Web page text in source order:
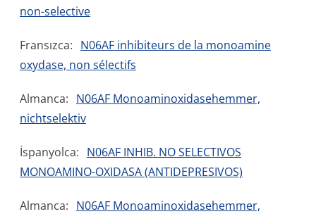
non-selective
Fransızca: N06AF inhibiteurs de la monoamine
oxydase, non sélectifs
Almanca: N06AF Monoaminoxidasehemmer,
nichtselektiv
İspanyolca: N06AF INHIB. NO SELECTIVOS
MONOAMINO-OXIDASA (ANTIDEPRESIVOS)
Almanca: N06AF Monoaminoxidasehemmer,